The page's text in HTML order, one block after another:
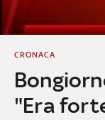
"Era
CRONACA